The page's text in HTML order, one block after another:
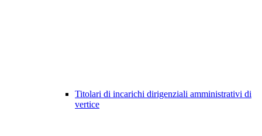
Titolari di incarichi dirigenziali amministrativi di
vertice